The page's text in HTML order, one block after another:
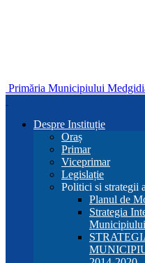
Primăria Municipiului
Despre Instituție
Oraș
Primar
Viceprimar
Legislație
Politici si strategii
Planul de
Strategia